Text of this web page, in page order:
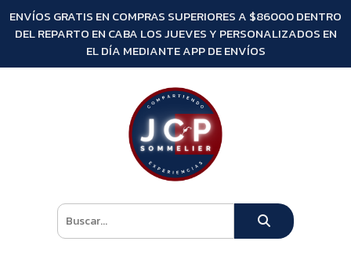
ENVÍOS GRATIS EN COMPRAS SUPERIORES A $86000 DENTRO
DEL REPARTO EN CABA LOS JUEVES Y PERSONALIZADOS EN
EL DÍA MEDIANTE APP DE ENVÍOS